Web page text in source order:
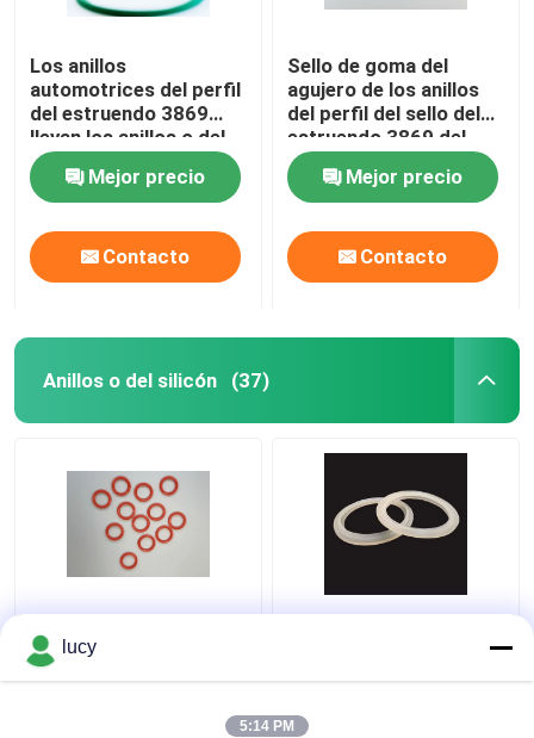
Los anillos
automotrices del perfil
del estruendo 3869
llevan los anillos o del
perfil del cuadrado de
la resistencia NBR
Mejor precio
Contacto
Sello de goma del
agujero de los anillos
del perfil del sello del
estruendo 3869 del
negro de NBR para los
transportesMejor precio
Contacto
Anillos o del silicón (37)
60-70 lacre de los
anillos o del silicón del
SI de la dureza para los
Aislamiento eléctrico
electrodomésticos
lucy
5:14 PM